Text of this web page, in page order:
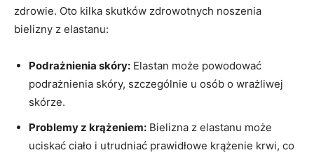
zdrowie.‍ Oto kilka skutków zdrowotnych noszenia
bielizny z elastanu:
Podrażnienia skóry: ​Elastan może powodować
podrażnienia skóry, szczególnie ⁣u⁢ osób⁢ o ⁤wrażliwej
skórze.
Problemy z krążeniem: Bielizna z ‍elastanu ​może‍
uciskać ciało ⁣i utrudniać ⁤prawidłowe krążenie ⁤krwi, co